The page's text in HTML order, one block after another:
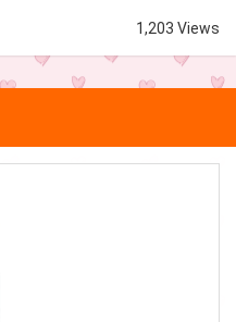
1,203 Views